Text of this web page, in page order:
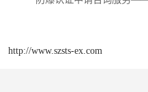
http://www.szsts-ex.com